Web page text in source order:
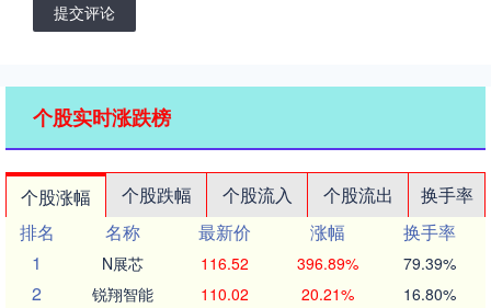
提交评论
个股实时涨跌榜
个股涨幅 个股跌幅 个股流入 个股流出
换手率
排名
名称 最新价 涨幅
换手率
1
N展芯 116.52 396.89% 79.39%
2 锐翔智能 110.02 20.21% 16.80%